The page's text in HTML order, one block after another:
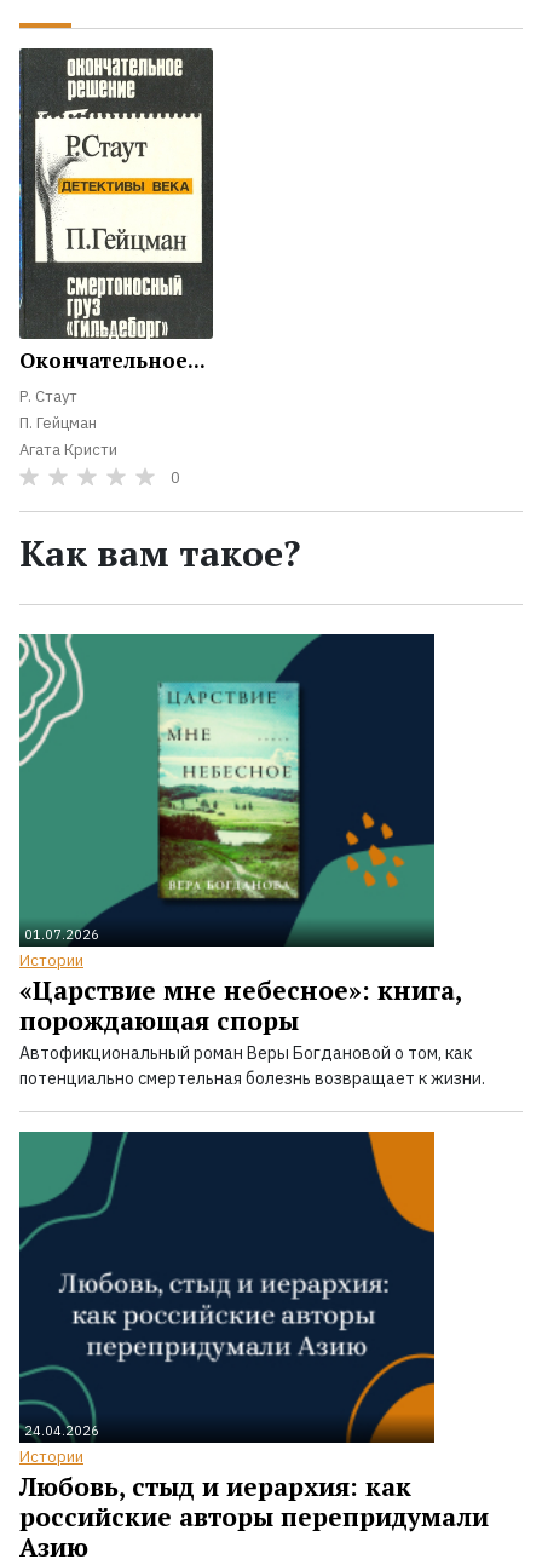
Экранизации
Коллекции
Окончательное...
Р. Стаут
П. Гейцман
Агата Кристи
0
Как вам такое?
01.07.2026
Истории
«Царствие мне небесное»: книга,
порождающая споры
Автофикциональный роман Веры Богдановой о том, как
потенциально смертельная болезнь возвращает к жизни.
24.04.2026
Истории
Любовь, стыд и иерархия: как
российские авторы перепридумали
Азию